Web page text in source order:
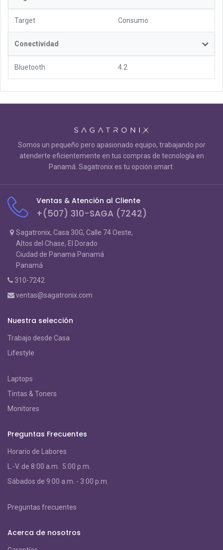
Target Consumo
Conectividad
Bluetooth 4.2
Somos un pequeño pero apasionado equipo, trabajando por
atenderte eficientemente en tus compras de tecnología en
Panamá. Sagatronix es tu opción smart.
Ventas & Atención al Cliente
+(507) 310-SAGA (7242)
Sagatronix, Casa 30G, Calle 74 Oeste,
Altos del Chase, El Dorado
Ciudad de Panama Panamá
Panamá
310-7242
ventas@sagatronix.com
Nuestra selección
Trabajo desde Casa
Lifestyle
Laptops
Tintas & Toners
Monitores
Preguntas Frecuentes
Horario de Labores
L.-V. de 8:00 a.m. 5:00 p.m.
Sábados de 9:00 a.m. - 3:00 p.m.
Preguntas frecuentes
Acerca de nosotros